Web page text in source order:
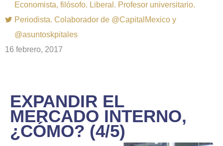
Economista, filósofo. Liberal. Profesor universitario.
Periodista. Colaborador de @CapitalMexico y
@asuntoskpitales
16 febrero, 2017
EXPANDIR EL
MERCADO INTERNO,
¿CÓMO? (4/5)